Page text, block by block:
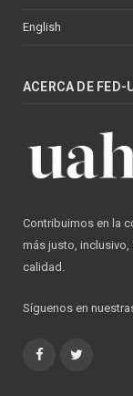
English
ACERCA DE FED-
Contribuimos en la
más justo,
calidad.
Síguenos en
Facebook